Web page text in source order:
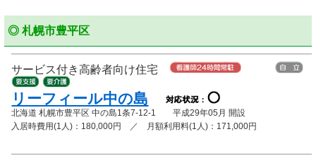
◎ 札幌市豊平区
サービス付き高齢者向け住宅
リーフィール中の島
北海道 札幌市豊平区 中の島1条7-12-1 平成29年05月 開設
入居時費用(1人)：180,000円 ／ 月額利用料(1人)：171,000円